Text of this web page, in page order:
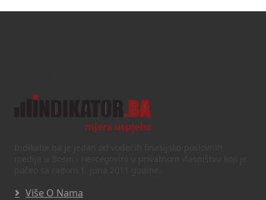
Više O Nama